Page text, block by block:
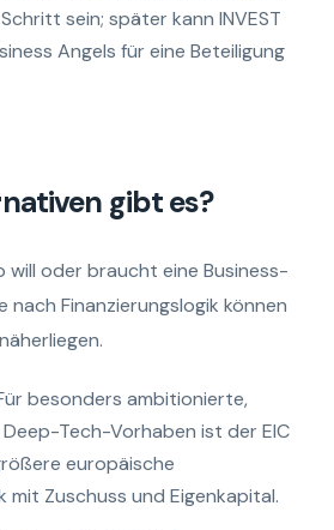
sein; später kann INVEST
Angels für eine Beteiligung
gibt es?
oder braucht eine Business-
nach Finanzierungslogik können
besonders ambitionierte,
Tech-Vorhaben ist der EIC
europäische
mit Zuschuss und Eigenkapital.